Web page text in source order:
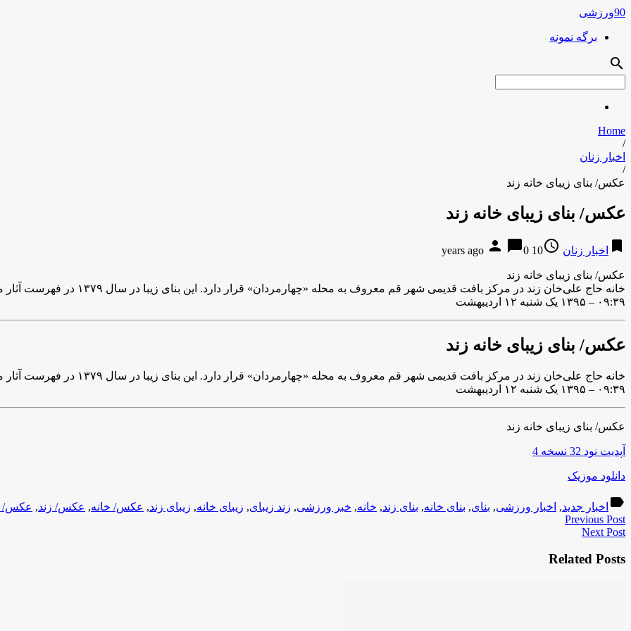
90ورزشی
برگه نمونه
search
Home
/
اخبار زنان
/
عکس/ بنای زیبای خانه زند
عکس/ بنای زیبای خانه زند
bookmark اخبار زنان access_time
10 years ago
person chat_bubble0
عکس/ بنای زیبای خانه زند
خانه حاج علی‌خان زند در مرکز بافت قدیمی شهر قم معروف به محله «چهارمردان» قرار دارد. این بنای زیبا در سال ۱۳۷۹ در فهرست آثار ملی به ثبت رسید و در اختیار میراث فرهنگی استان قم قرار گرفت.
۰۹:۳۹ – ۱۳۹۵ یک شنبه ۱۲ اردیبهشت
عکس/ بنای زیبای خانه زند
خانه حاج علی‌خان زند در مرکز بافت قدیمی شهر قم معروف به محله «چهارمردان» قرار دارد. این بنای زیبا در سال ۱۳۷۹ در فهرست آثار ملی به ثبت رسید و در اختیار میراث فرهنگی استان قم قرار گرفت.
۰۹:۳۹ – ۱۳۹۵ یک شنبه ۱۲ اردیبهشت
عکس/ بنای زیبای خانه زند
آپدیت نود 32 نسخه 4
دانلود موزیک
label اخبار جدید, اخبار ورزشی, بنای, بنای خانه, بنای زند, خانه, خبر ورزشی, زند زیبای, زیبای خانه, زیبای زند, عکس/ خانه, عکس/ زند, عکس/
Previous Post
Next Post
Related Posts